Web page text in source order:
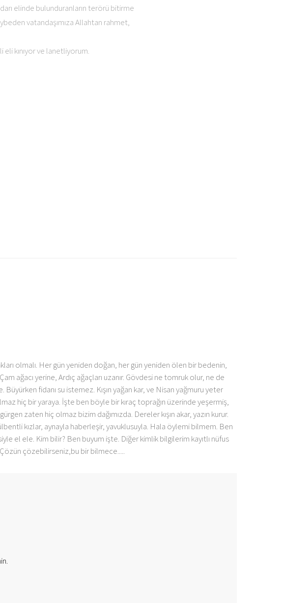
elinde bulunduranların terörü bitirme
vatandaşımıza Allahtan rahmet,
eli kınıyor ve lanetliyorum.
olmalı. Her gün yeniden doğan, her gün yeniden ölen bir bedenin,
ağacı yerine, Ardıç ağaçları uzanır. Gövdesi ne tomruk olur, ne de
fidanı su istemez. Kışın yağan kar, ve Nisan yağmuru yeter
hiç bir yaraya. İşte ben böyle bir kıraç toprağın üzerinde yeşermiş,
zaten hiç olmaz bizim dağımızda. Dereler kışın akar, yazın kurur.
kızlar, aynayla haberleşir, yavuklusuyla. Hala öylemi bilmem. Ben
el ele. Kim bilir? Ben buyum işte. Diğer kimlik bilgilerim kayıtlı nüfus
çözebilirseniz,bu bir bilmece.....